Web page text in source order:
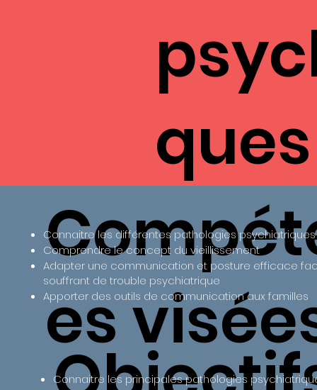
ques
es
Connaitre les différentes pathologies psychiatriques
Comprendre le concept du vieillissement
Adapter une communication et posture efficace
souffrant de trouble psychiatrique
Apporter des outils de communication aux familles
Connaitre les principales pathologies